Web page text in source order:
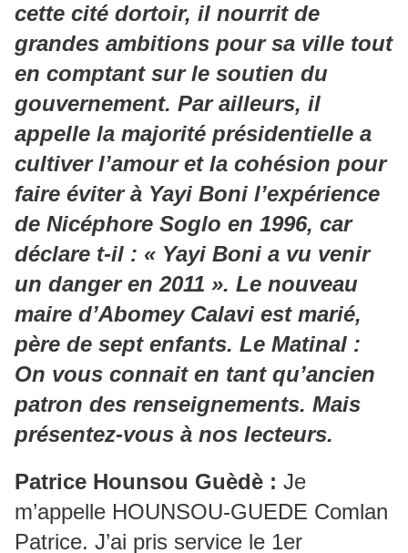
cette cité dortoir, il nourrit de
grandes ambitions pour sa ville tout
en comptant sur le soutien du
gouvernement. Par ailleurs, il
appelle la majorité présidentielle a
cultiver l’amour et la cohésion pour
faire éviter à Yayi Boni l’expérience
de Nicéphore Soglo en 1996, car
déclare t-il : « Yayi Boni a vu venir
un danger en 2011 ». Le nouveau
maire d’Abomey Calavi est marié,
père de sept enfants. Le Matinal :
On vous connait en tant qu’ancien
patron des renseignements. Mais
présentez-vous à nos lecteurs.
Patrice Hounsou Guèdè : Je
m’appelle HOUNSOU-GUEDE Comlan
Patrice. J’ai pris service le 1er